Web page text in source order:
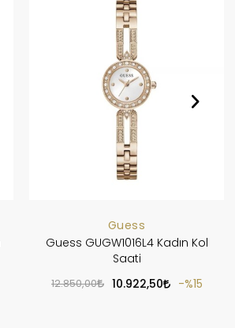
Guess
Guess GUGW1016L4 Kadın Kol
Saati
12.850,00 10.922,50 %15